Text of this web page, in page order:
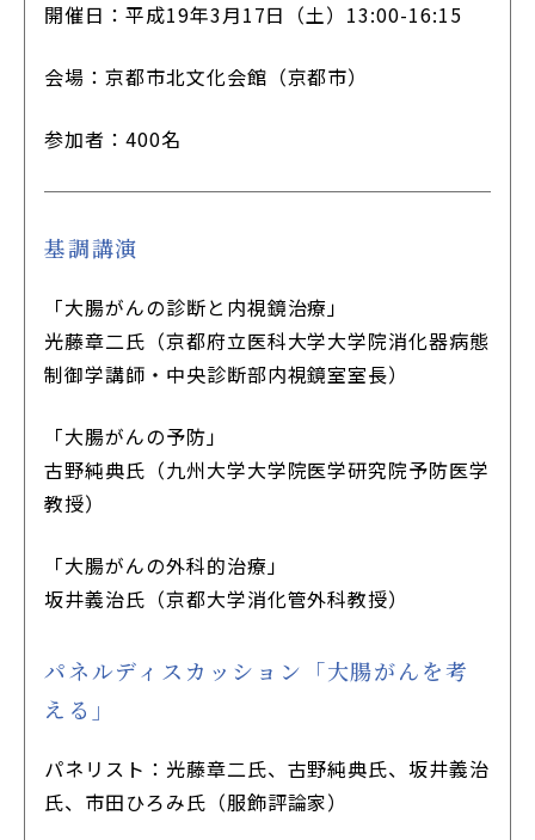
開催日：平成19年3月17日（土）13:00-16:15
会場：京都市北文化会館（京都市）
参加者：400名
基調講演
「大腸がんの診断と内視鏡治療」
光藤章二氏（京都府立医科大学大学院消化器病態
制御学講師・中央診断部内視鏡室室長）
「大腸がんの予防」
古野純典氏（九州大学大学院医学研究院予防医学
教授）
「大腸がんの外科的治療」
坂井義治氏（京都大学消化管外科教授）
パネルディスカッション「大腸がんを考
える」
パネリスト：光藤章二氏、古野純典氏、坂井義治
氏、市田ひろみ氏（服飾評論家）